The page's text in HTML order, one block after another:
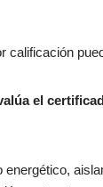
calificación
el
energético,